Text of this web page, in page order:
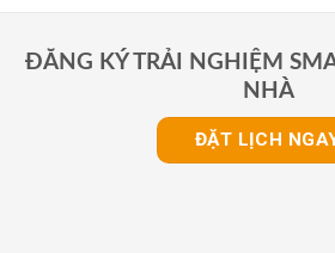
ĐĂNG KÝ TRẢI NGHIỆM
NHÀ
ĐẶT LỊCH